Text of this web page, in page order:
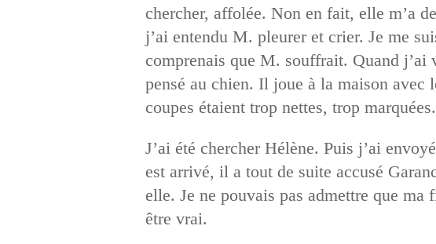
chercher, affolée. Non en fait, elle m’a
j’ai entendu M. pleurer et crier. Je me
comprenais que M. souffrait. Quand j’ai
pensé au chien. Il joue à la maison avec
coupes étaient trop nettes, trop
J’ai été chercher Hélène. Puis j’ai
est arrivé, il a tout de suite accusé
elle. Je ne pouvais pas admettre que
être vrai.